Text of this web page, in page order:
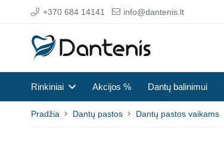
+370 684 14141 info@dantenis.lt
Rinkiniai Akcijos % Dantų balinimui
Pradžia Dantų pastos Dantų pastos vaikams